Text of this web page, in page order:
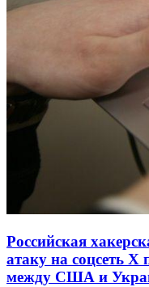
Российская
атаку на соцсеть Х
между США и